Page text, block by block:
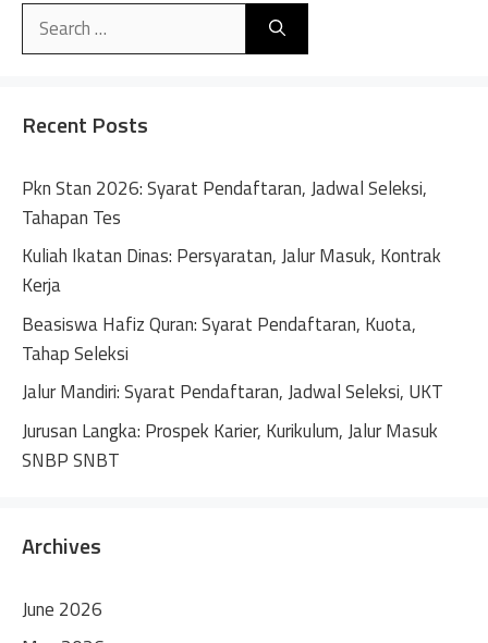
e
a
i
v
e
:
Search
Recent Posts
Pkn Stan 2026: Syarat Pendaftaran, Jadwal Seleksi,
Tahapan Tes
Kuliah Ikatan Dinas: Persyaratan, Jalur Masuk, Kontrak
Kerja
Beasiswa Hafiz Quran: Syarat Pendaftaran, Kuota,
Tahap Seleksi
Jalur Mandiri: Syarat Pendaftaran, Jadwal Seleksi, UKT
Jurusan Langka: Prospek Karier, Kurikulum, Jalur Masuk
SNBP SNBT
Archives
June 2026